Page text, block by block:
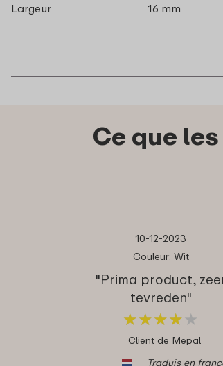
Largeur
16 mm
Ce que
10-12-2023
Couleur: Wit
"Prima product,
tevreden"
★★★★ ★
★★★★ ★
Client de Mepal
Traduis en